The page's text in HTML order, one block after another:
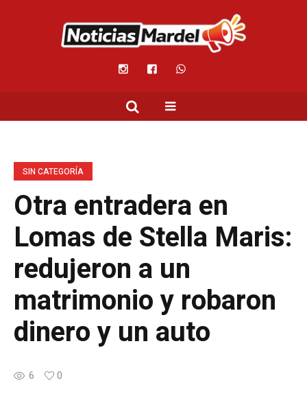
SIN CATEGORÍA
Otra entradera en
Lomas de Stella Maris:
redujeron a un
matrimonio y robaron
dinero y un auto
6 0